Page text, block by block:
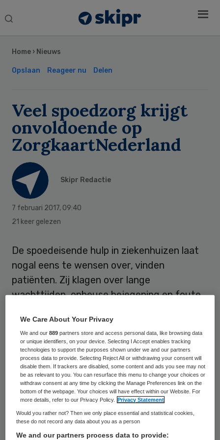
Search
Home › Nieuws
Opslaan Reageer nu Delen
Veel spoedzorg krijgt
onvoldoende op
ZorgkaartNederland
Skipr Redactie
7 februari 2017, 09:40
21 keer gelezen
De spoedeisende hulp in ziekenhuizen laat
nogal eens te wensen over, vinden
patiënten. Zij klagen over lange
wachttijden, onheuse bejegening en foute
analyse van ruim duizend meldingen van
patiënten op ZorgkaartNederland.
Dit meldtPatiëntenfederatie Nederland.
Bijna een kwart van de waarderingen (237
stuks) is negatief. Dat is hoog, want
doorgaans geven patiënten ziekenhuiszorg
“een dikke voldoende”, volgens de
Sidebar
We Care About Your Privacy
We and our889 partners store and access personal data, like browsing data
or unique identifiers, on your device. Selecting I Accept enables tracking
technologies to support the purposes shown under we and our partners
process data to provide. Selecting Reject All or withdrawing your consent will
disable them. If trackers are disabled, some content and ads you see may not
be as relevant to you. You can resurface this menu to change your choices or
withdraw consent at any time by clicking the Manage Preferences link on the
bottom of the webpage. Your choices will have effect within our Website. For
more details, refer to our Privacy Policy.
Privacy Statement
Would you rather not? Then we only place essential and statistical cookies,
these do not record any data about you as a person
We and our partners process data to provide: